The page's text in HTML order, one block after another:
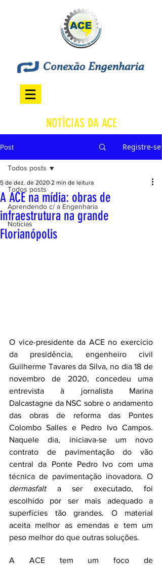
NOTÍCIAS DA ACE
Post Registre-se
Todos posts
Aprendendo c/ a Engenharia
Notícias
Todos posts
A ACE na mídia: obras de
infraestrutura na grande
Florianópolis
5 de dez. de 2020 2 min de leitura
O vice-presidente da ACE no exercício
da presidência, engenheiro civil
Guilherme Tavares da Silva, no dia 18 de
novembro de 2020, concedeu uma
entrevista à jornalista Marina
Dalcastagne da NSC sobre o andamento
das obras de reforma das Pontes
Colombo Salles e Pedro Ivo Campos.
Naquele dia, iniciava-se um novo
contrato de pavimentação do vão
central da Ponte Pedro Ivo com uma
dermasfalt a ser executado, foi
escolhido por ser mais adequado a
superfícies tão grandes. O material
aceita melhor as emendas e tem um
peso melhor do que outras soluções.
A ACE tem um foco de